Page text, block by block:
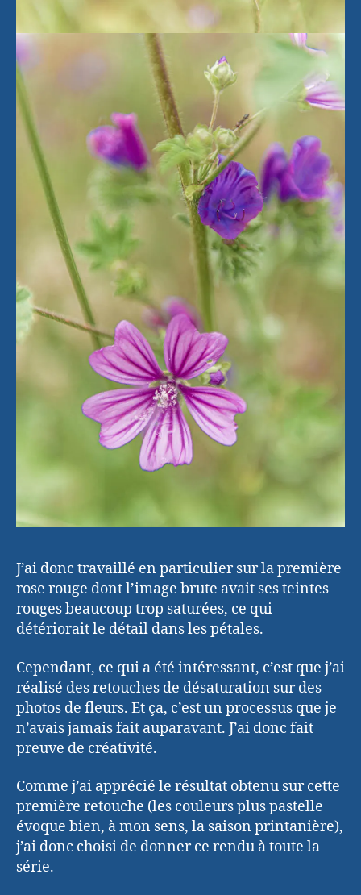
J’ai donc travaillé en particulier sur la première
rose rouge dont l’image brute avait ses teintes
rouges beaucoup trop saturées, ce qui
détériorait le détail dans les pétales.
Cependant, ce qui a été intéressant, c’est que j’ai
réalisé des retouches de désaturation sur des
photos de fleurs. Et ça, c’est un processus que je
n’avais jamais fait auparavant. J’ai donc fait
preuve de créativité.
Comme j’ai apprécié le résultat obtenu sur cette
première retouche (les couleurs plus pastelle
évoque bien, à mon sens, la saison printanière),
j’ai donc choisi de donner ce rendu à toute la
série.